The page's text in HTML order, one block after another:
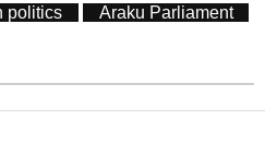
politics Araku Parliament